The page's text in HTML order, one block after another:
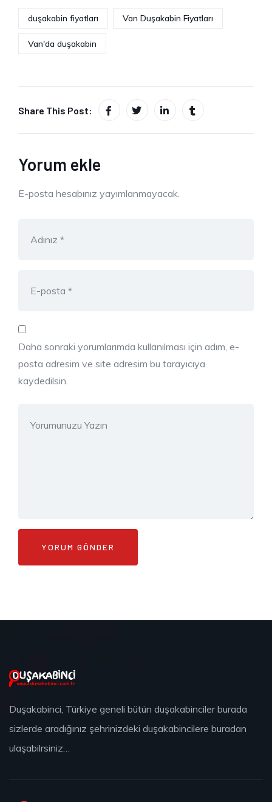
duşakabin fiyatları Van Duşakabin Fiyatları
Van'da duşakabin
Share This Post:
Yorum ekle
E-posta hesabınız yayımlanmayacak.
Daha sonraki yorumlarımda kullanılması için adım, e-
posta adresim ve site adresim bu tarayıcıya
kaydedilsin.
Duşakabinci, Türkiye geneli bütün duşakabinciler burada
sizlerde aradığınız şehrinizdeki duşakabincilere buradan
ulaşabilrsiniz…